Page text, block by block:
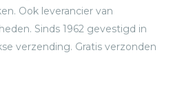
Ook leverancier van
Sinds 1962 gevestigd in
verzending. Gratis verzonden